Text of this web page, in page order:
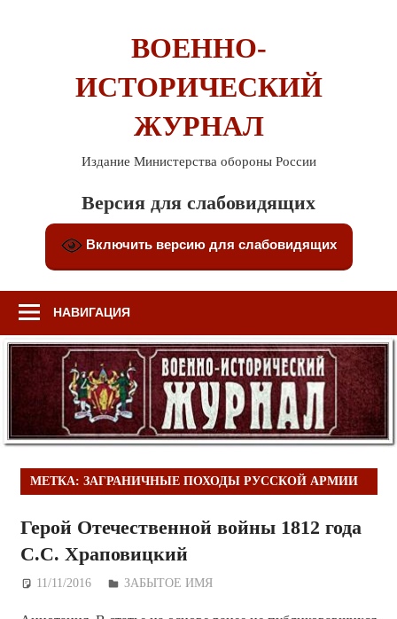
ВОЕННО-
ИСТОРИЧЕСКИЙ
ЖУРНАЛ
Издание Министерства обороны России
Версия для слабовидящих
Включить версию для слабовидящих
НАВИГАЦИЯ
МЕТКА: ЗАГРАНИЧНЫЕ ПОХОДЫ РУССКОЙ АРМИИ
Герой Отечественной войны 1812 года
С.С. Храповицкий
11/11/2016 Дежурный по Редакции
ЗАБЫТОЕ ИМЯ